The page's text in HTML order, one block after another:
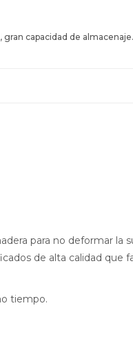
gran capacidad de almacenaje.
para no deformar la
de alta calidad que
tiempo.